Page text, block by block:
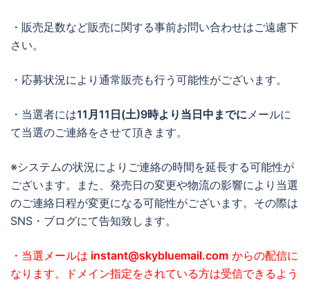
・販売足数など販売に関する事前お問い合わせはご遠慮下
さい。
・応募状況により通常販売も行う可能性がございます。
・当選者には11月11日(土)9時より当日中までに メールに
て当選のご連絡をさせて頂きます。
※システムの状況によりご連絡の時間を延長する可能性が
ございます。また、発売日の変更や物流の影響により当選
のご連絡日程が変更になる可能性がございます。その際は
SNS・ブログにて告知致します。
・当選メールは instant@skybluemail.com からの配信に
なります。ドメイン指定をされている方は受信できるよう